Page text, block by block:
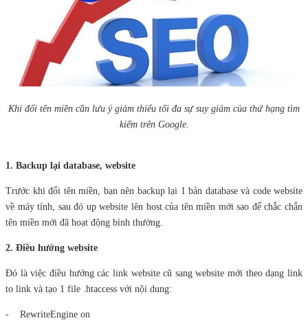
Khi đổi tên miền cần lưu ý giảm thiểu tối đa sự suy giảm của thứ hạng tìm
kiếm trên Google.
1. Backup lại database, website
Trước khi đổi tên miền, bạn nên backup lại 1 bản database và code website
về máy tính, sau đó up website lên host của tên miền mới sao để chắc chắn
tên miền mới đã hoạt động bình thường.
2. Điều hướng website
Đó là việc điều hướng các link website cũ sang website mới theo dạng link
to link và tạo 1 file .htaccess với nội dung:
- RewriteEngine on